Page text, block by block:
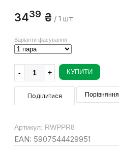
3439 ₴ / 1 шт
Варіанти фасування
КУПИТИ
Поділитися Порівняння
Артикул: RWPPR8
EAN: 5907544429951